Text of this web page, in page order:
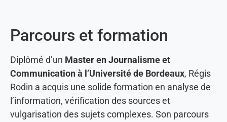
Parcours et formation
Diplômé d’un Master en Journalisme et
Communication à l’Université de Bordeaux, Régis
Rodin a acquis une solide formation en analyse de
l’information, vérification des sources et
vulgarisation des sujets complexes. Son parcours